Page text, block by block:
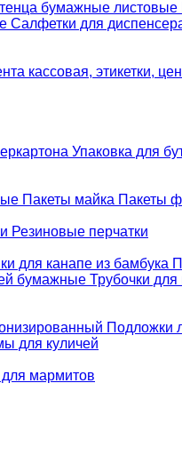
бумажные листовые
Салфетки для
кассовая, этикетки,
Упаковка для
Пакеты майка Пакеты
Резиновые перчатки
для канапе из бамбука
бумажные Трубочки для
Подложки
для куличей
мармитов